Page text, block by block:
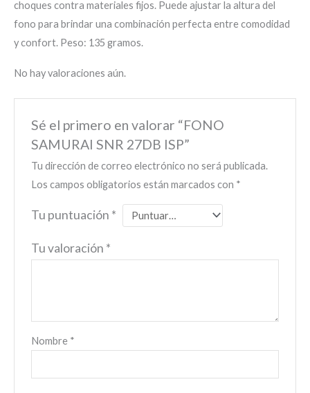
choques contra materiales fijos. Puede ajustar la altura del
fono para brindar una combinación perfecta entre comodidad
y confort. Peso: 135 gramos.
No hay valoraciones aún.
Sé el primero en valorar “FONO
SAMURAI SNR 27DB ISP”
Tu dirección de correo electrónico no será publicada.
Los campos obligatorios están marcados con *
Tu puntuación *
Tu valoración *
Nombre *